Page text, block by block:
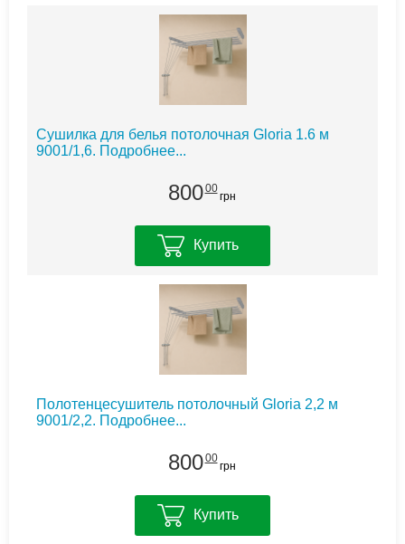
Сушилка для белья потолочная Gloria 1.6 м
9001/1,6. Подробнее...
80000
грн
Купить
Полотенцесушитель потолочный Gloria 2,2 м
9001/2,2. Подробнее...
80000
грн
Купить